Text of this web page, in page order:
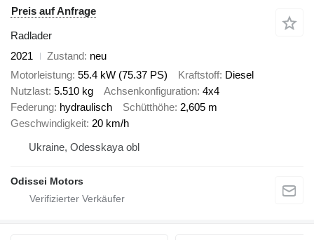
Preis auf Anfrage
Radlader
2021
Zustand neu
Motorleistung 55.4 kW (75.37 PS) Kraftstoff Diesel
Nutzlast 5.510 kg Achsenkonfiguration 4x4
Federung hydraulisch Schütthöhe 2,605 m
Geschwindigkeit 20 km/h
Ukraine, Odesskaya obl
Odissei Motors